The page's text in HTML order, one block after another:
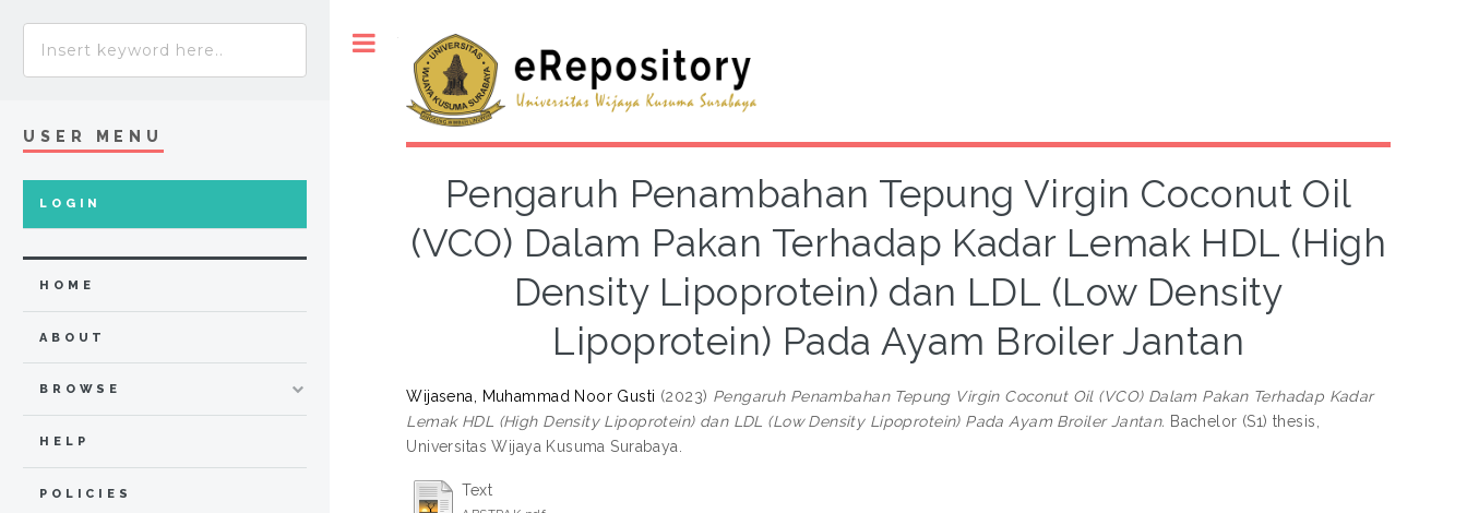
Pengaruh Penambahan Tepung Virgin Coconut Oil
(VCO) Dalam Pakan Terhadap Kadar Lemak HDL (High
Density Lipoprotein) dan LDL (Low Density
Lipoprotein) Pada Ayam Broiler Jantan
Wijasena, Muhammad Noor Gusti (2023) Pengaruh Penambahan Tepung Virgin Coconut Oil (VCO) Dalam Pakan Terhadap Kadar
Lemak HDL (High Density Lipoprotein) dan LDL (Low Density Lipoprotein) Pada Ayam Broiler Jantan. Bachelor (S1) thesis,
Universitas Wijaya Kusuma Surabaya.
Text
USER MENU
LOGIN
HOME
ABOUT
BROWSE
HELP
POLICIES
Toggle